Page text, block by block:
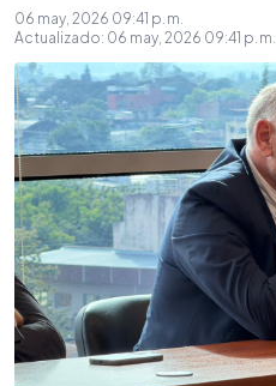
06 may, 2026 09:41 p. m.
Actualizado: 06 may, 2026 09:41 p. m.